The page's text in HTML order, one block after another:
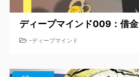
ディープマインド009：借金
-ディープマインド